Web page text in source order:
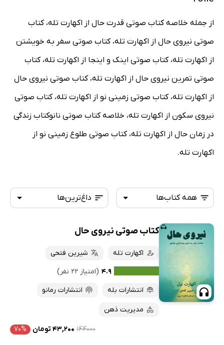
از جمله خلاصه کتاب صوتی قدرت حال از اکهارت تله، کتاب
صوتی نیروی حال از اکهارت تله، کتاب صوتی سفر به خویشتن
از اکهارت تله، کتاب صوتی اینک و اینجا از اکهارت تله، کتاب
صوتی تمرین نیروی حال از اکهارت تله، کتاب صوتی نیروی حال
از اکهارت تله، کتاب صوتی زمینی نو از اکهارت تله، کتاب صوتی
نیروی سکون از اکهارت تله، خلاصه کتاب صوتی نانوکتاب زندگی
در زمان حال از اکهارت تله، کتاب صوتی طلوع زمینی نو از
اکهارت تله.
داغ‌ترین‌ها
تازه‌ها
داغ‌ترین‌ها
پرفروش‌ها
پربحث‌ها
همه کتاب‌ها
همه کتاب‌ها
کتاب‌های صوتی
کتاب‌های متنی
کتاب صوتی نیروی حال
اکهارت تله
شیرین فتحی
۴.۹ (امتیاز ۲۲ نفر)
انتشارات بله
انتشارات رمانو
مدیریت ذهن
۱۴۴۰۰۰ ۴۳,۲۰۰ تومان ۷۰%